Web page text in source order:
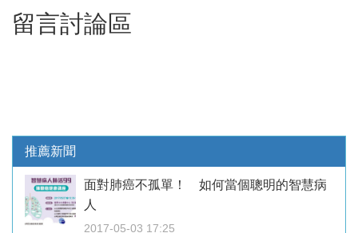
留言討論區
推薦新聞
面對肺癌不孤單！ 如何當個聰明的智慧病
人
2017-05-03 17:25